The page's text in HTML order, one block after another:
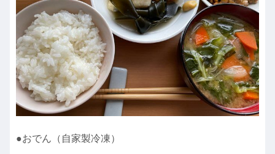
●おでん（自家製冷凍）